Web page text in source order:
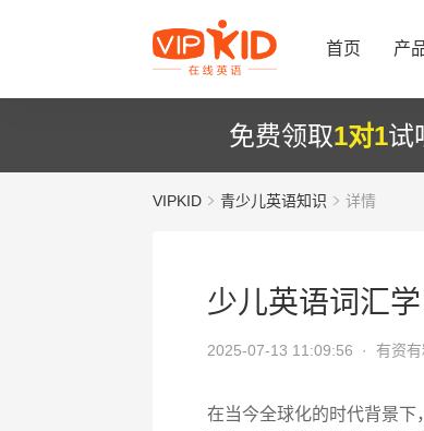
首页 产
免费领取1对1试
VIPKID 青少儿英语知识 详情
少儿英语词汇学
2025-07-13 11:09:56 · 有资
在当今全球化的时代背景